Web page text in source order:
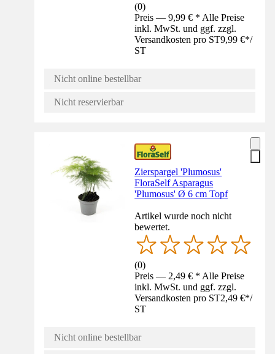
(0)
Preis — 9,99 € * Alle Preise
inkl. MwSt. und ggf. zzgl.
Versandkosten pro ST9,99 €*/
ST
Nicht online bestellbar
Nicht reservierbar
Zierspargel 'Plumosus'
FloraSelf Asparagus
'Plumosus' Ø 6 cm Topf
Artikel wurde noch nicht
bewertet.
(0)
Preis — 2,49 € * Alle Preise
inkl. MwSt. und ggf. zzgl.
Versandkosten pro ST2,49 €*/
ST
Nicht online bestellbar